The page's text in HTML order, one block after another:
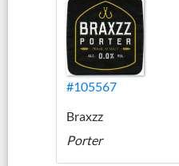
#105567
Braxzz
Porter